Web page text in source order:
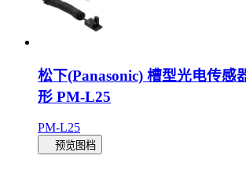
松下(Panasonic) 槽型光电传感
形 PM-L25
PM-L25
预览图档